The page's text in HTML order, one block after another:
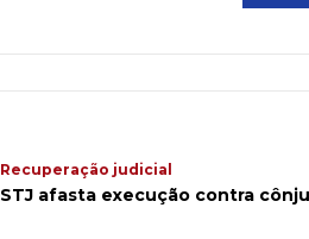
Recuperação judicial
STJ afasta execução contra